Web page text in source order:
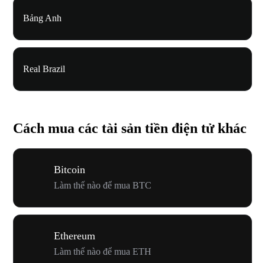
Bảng Anh
Real Brazil
Cách mua các tài sản tiền điện tử khác
Bitcoin
Làm thế nào để mua BTC
Ethereum
Làm thế nào để mua ETH